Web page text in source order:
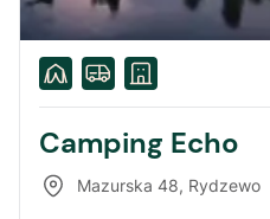
Camping Echo
Mazurska 48, Rydzewo